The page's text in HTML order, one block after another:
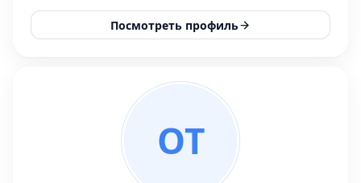
Посмотреть профиль
ОТ